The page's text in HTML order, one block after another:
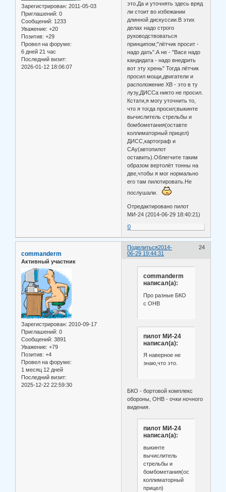
Зарегистрирован: 2011-05-03
Приглашений: 0
Сообщений: 1233
Уважение: +20
Позитив: +29
Провел на форуме:
6 дней 21 час
Последний визит:
2026-01-12 18:06:07
это.Да и уточнять здесь вряд
ли стоит во избежании
длинной дискуссии.В этих
делах надо строго
руководствоваться
принципом;"лётчик просит -
надо дать".А не - "Васе надо
кандидата - надо внедрить
вот эту хрень" Тогда лётчик
просил мощи,двигатели и
расположение ХВ - это в ту
лузу,ДИССа никто не просил.
Кстати,я могу уточнить то,
что я тогда просил;выкинте
вычислитель стрельбы и
бомбометания(оставте
коллиматорный прицел)
ДИСС,картограф и
САу(автопилот
оставить).Облегчите таким
образом вертолёт тонны на
две,чтобы я мог нормально
его там пилотировать.Не
послушали.
Отредактировано пилот
МИ-24 (2014-06-29 18:40:21)
0
Поделиться 24
2014-
06-29 19:44:31
commanderm
Активный участник
Зарегистрирован: 2010-09-17
Приглашений: 0
Сообщений: 3891
Уважение: +79
Позитив: +4
Провел на форуме:
1 месяц 12 дней
Последний визит:
2025-12-22 22:59:30
commanderm
написал(а):
Про разные БКО
с ОНВ
пилот МИ-24
написал(а):
Я наверное не
знаю,что это.
БКО - бортовой комплекс
обороны, ОНВ - очки ночного
видения.
пилот МИ-24
написал(а):
выкинте
вычислитель
стрельбы и
бомбометания(оставте
коллиматорный
прицел)